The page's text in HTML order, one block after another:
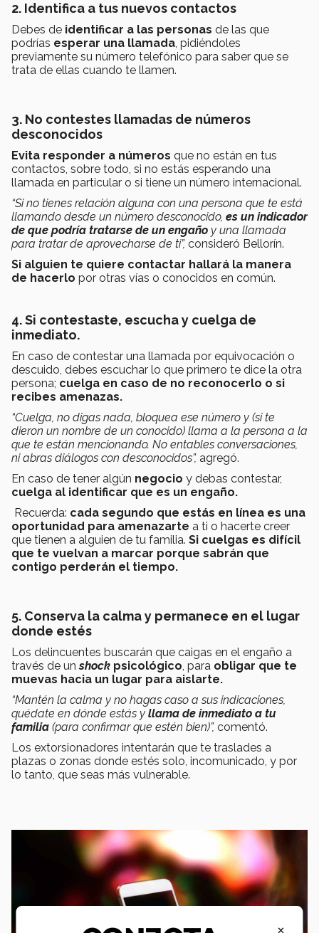
2. Identifica a tus nuevos contactos
Debes de identificar a las personas de las que
podrías esperar una llamada, pidiéndoles
previamente su número telefónico para saber que se
trata de ellas cuando te llamen.
3. No contestes llamadas de números
desconocidos
Evita responder a números que no están en tus
contactos, sobre todo, si no estás esperando una
llamada en particular o si tiene un número internacional.
“Si no tienes relación alguna con una persona que te está
llamando desde un número desconocido, es un indicador
de que podría tratarse de un engaño y una llamada
para tratar de aprovecharse de ti”, consideró Bellorín.
Si alguien te quiere contactar hallará la manera
de hacerlo por otras vías o conocidos en común.
4. Si contestaste, escucha y cuelga de
inmediato.
En caso de contestar una llamada por equivocación o
descuido, debes escuchar lo que primero te dice la otra
persona; cuelga en caso de no reconocerlo o si
recibes amenazas.
“Cuelga, no digas nada, bloquea ese número y (si te
dieron un nombre de un conocido) llama a la persona a la
que te están mencionando. No entables conversaciones,
ni abras diálogos con desconocidos”, agregó.
En caso de tener algún negocio y debas contestar,
cuelga al identificar que es un engaño.
Recuerda: cada segundo que estás en línea es una
oportunidad para amenazarte a ti o hacerte creer
que tienen a alguien de tu familia. Si cuelgas es difícil
que te vuelvan a marcar porque sabrán que
contigo perderán el tiempo.
5. Conserva la calma y permanece en el lugar
donde estés
Los delincuentes buscarán que caigas en el engaño a
través de un shock psicológico, para obligar que te
muevas hacia un lugar para aislarte.
“Mantén la calma y no hagas caso a sus indicaciones,
quédate en dónde estás y llama de inmediato a tu
familia (para confirmar que estén bien)”, comentó.
Los extorsionadores intentarán que te traslades a
plazas o zonas donde estés solo, incomunicado, y por
lo tanto, que seas más vulnerable.